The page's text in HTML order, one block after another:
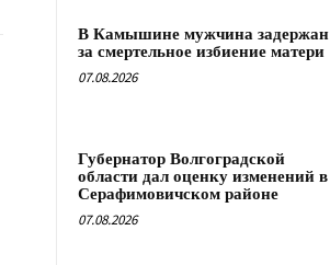
В Камышине мужчина задержан
за смертельное избиение матери
07.08.2026
Губернатор Волгоградской
области дал оценку изменений в
Серафимовичском районе
07.08.2026